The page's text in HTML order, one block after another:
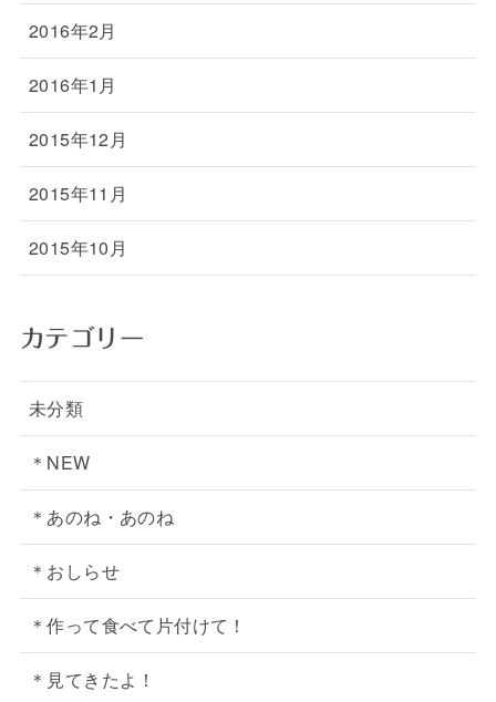
2016年2月
2016年1月
2015年12月
2015年11月
2015年10月
カテゴリー
未分類
＊NEW
＊あのね・あのね
＊おしらせ
＊作って食べて片付けて！
＊見てきたよ！